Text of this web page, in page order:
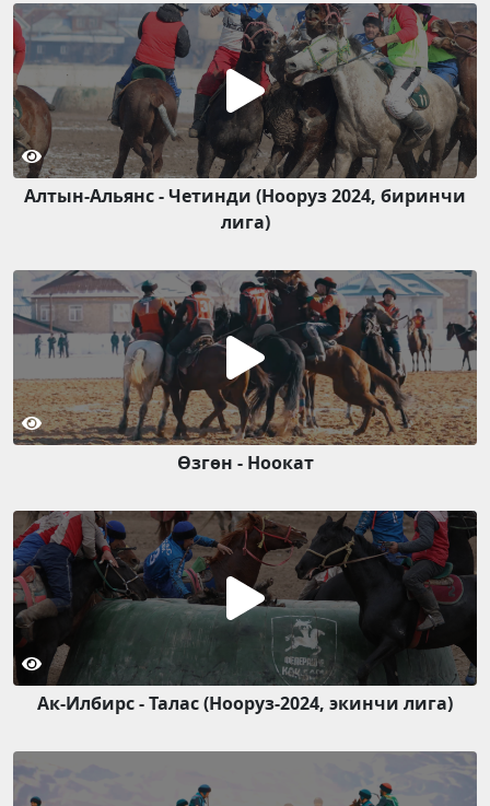
Алтын-Альянс - Четинди (Нооруз 2024, биринчи
лига)
Өзгөн - Ноокат
Ак-Илбирс - Талас (Нооруз-2024, экинчи лига)